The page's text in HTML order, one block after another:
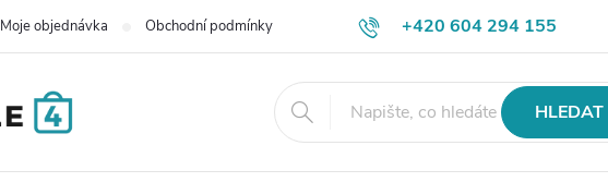
+420 604 294 155
Moje objednávka Obchodní podmínky Výměna, vrácení a reklamace zboží
HLEDAT